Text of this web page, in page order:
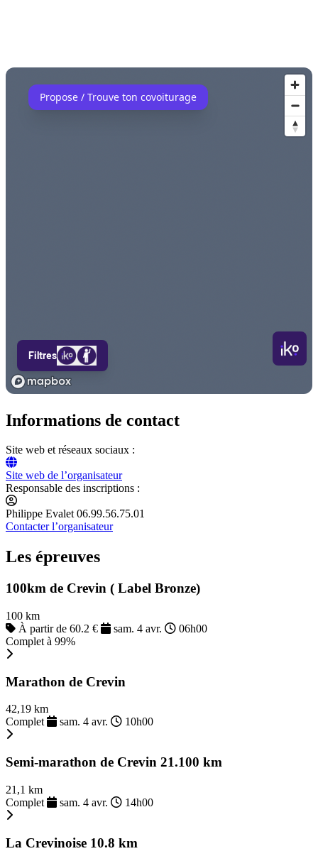
Informations de contact
Site web et réseaux sociaux :
Site web de l’organisateur
Responsable des inscriptions :
Philippe Evalet 06.99.56.75.01
Contacter l’organisateur
Les épreuves
100km de Crevin ( Label Bronze)
100 km
À partir de 60.2 €
sam. 4 avr.
06h00
Complet à 99%
Marathon de Crevin
42,19 km
Complet
sam. 4 avr. 10h00
Semi-marathon de Crevin 21.100 km
21,1 km
Complet
sam. 4 avr. 14h00
La Crevinoise 10.8 km